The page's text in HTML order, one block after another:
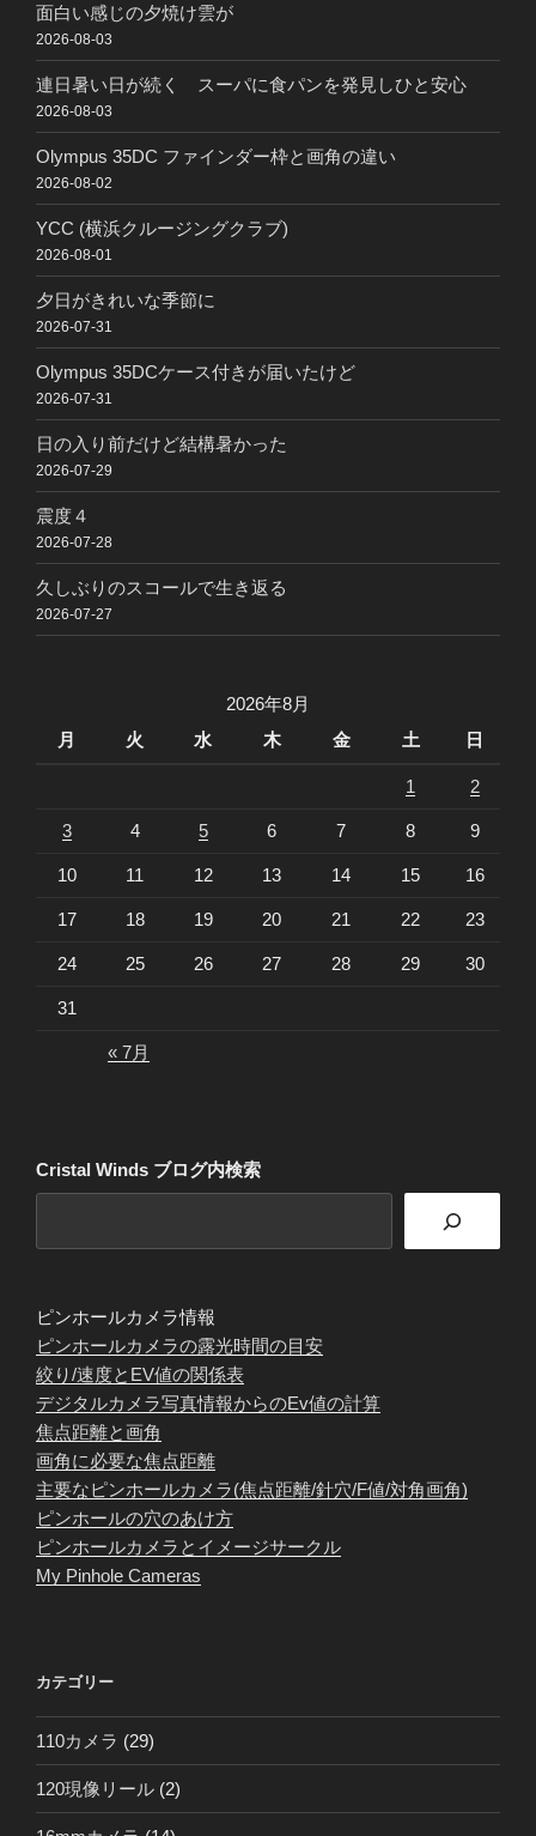
面白い感じの夕焼け雲が
2026-08-03
連日暑い日が続く スーパに食パンを発見しひと安心
2026-08-03
Olympus 35DC ファインダー枠と画角の違い
2026-08-02
YCC (横浜クルージングクラブ)
2026-08-01
夕日がきれいな季節に
2026-07-31
Olympus 35DCケース付きが届いたけど
2026-07-31
日の入り前だけど結構暑かった
2026-07-29
震度４
2026-07-28
久しぶりのスコールで生き返る
2026-07-27
2026年8月
月
火 水 木 金 土 日
1 2
3 4 5 6 7 8 9
10 11 12 13 14 15 16
17 18 19 20 21 22 23
24 25 26 27 28 29 30
31
« 7月
Cristal Winds ブログ内検索
ピンホールカメラ情報
ピンホールカメラの露光時間の目安
絞り/速度とEV値の関係表
デジタルカメラ写真情報からのEv値の計算
焦点距離と画角
画角に必要な焦点距離
主要なピンホールカメラ(焦点距離/針穴/F値/対角画角)
ピンホールの穴のあけ方
ピンホールカメラとイメージサークル
My Pinhole Cameras
カテゴリー
110カメラ (29)
120現像リール (2)